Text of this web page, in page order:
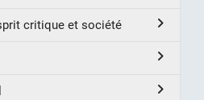
critique et société